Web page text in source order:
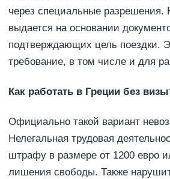
через специальные
выдается на основании
подтверждающих цель поездки.
требование, в том числе и для
Как работать в Греции без
Официально такой вариант
Нелегальная трудовая
штрафу в размере от 1200 евро
лишения свободы. Также